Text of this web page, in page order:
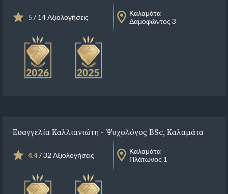
5/ 14 Αξιολογήσεις
Καλαμάτα
Δαμοφώντος 3
Ευαγγελία Καλλιανιώτη - Ψυχολόγος BSc, Καλαμάτα
4.4/ 32 Αξιολογήσεις
Καλαμάτα
Πλάτωνος 1